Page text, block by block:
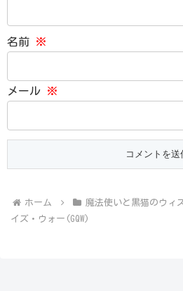
名前 ※
メール ※
ホーム 魔法使いと黒猫のウィ
イズ・ウォー(GQW)